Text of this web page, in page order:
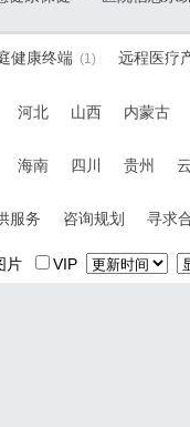
智慧城镇
健康终端 (1) 远程医疗
河北 山西 内蒙古
海南 四川 贵州
服务 咨询规划 寻求
片 VIP